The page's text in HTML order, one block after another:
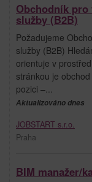
Obchodník
služby (B2B)
Požadujeme
služby (B2B)
orientuje v
stránkou je
pozici –...
Aktualizováno dnes
JOBSTART s.r.o.
Praha
BIM manažer/